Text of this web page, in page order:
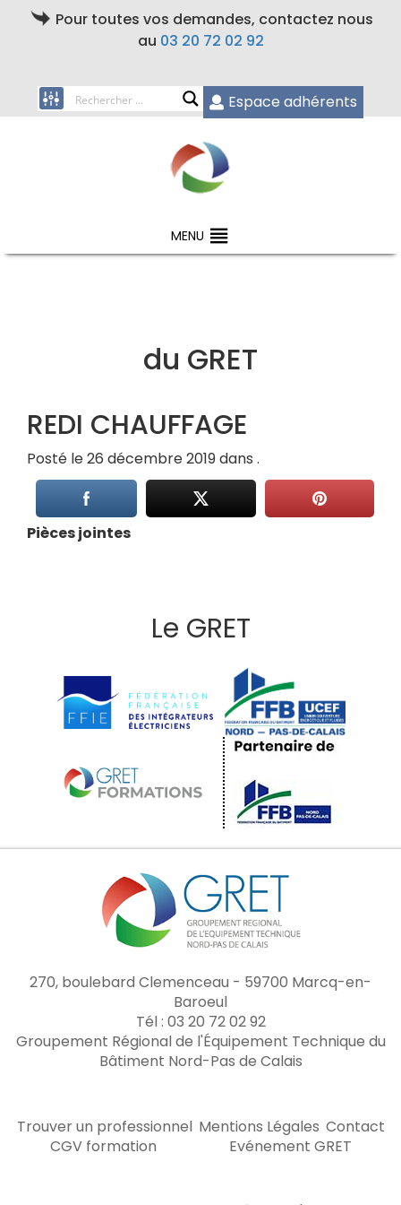
Pour toutes vos demandes, contactez nous
au 03 20 72 02 92
Espace adhérents
MENU
du GRET
REDI CHAUFFAGE
Posté le 26 décembre 2019 dans .
Pièces jointes
Le GRET
270, boulebard Clemenceau - 59700 Marcq-en-
Baroeul
Tél : 03 20 72 02 92
Groupement Régional de l'Équipement Technique du
Bâtiment Nord-Pas de Calais
Trouver un professionnel Mentions Légales Contact
CGV formation
Evénement GRET